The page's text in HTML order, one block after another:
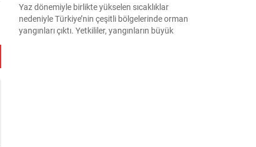
Yaz dönemiyle birlikte yükselen sıcaklıklar
nedeniyle Türkiye’nin çeşitli bölgelerinde orman
yangınları çıktı. Yetkililer, yangınların büyük